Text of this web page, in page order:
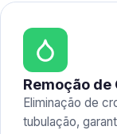
Remoção de
Eliminação de
tubulação,